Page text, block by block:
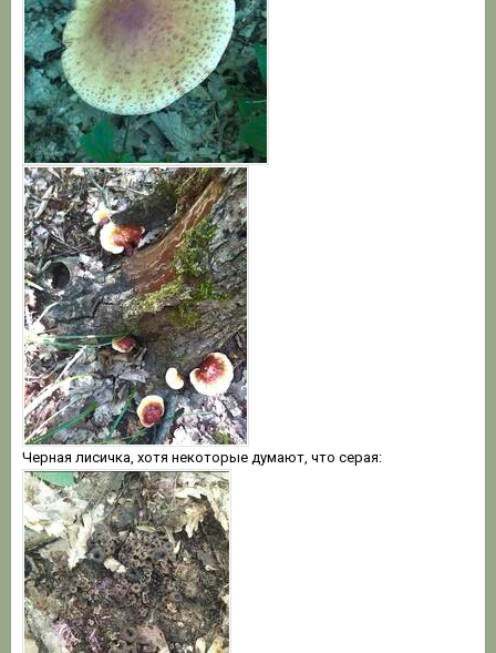
Черная лисичка, хотя некоторые думают, что серая: